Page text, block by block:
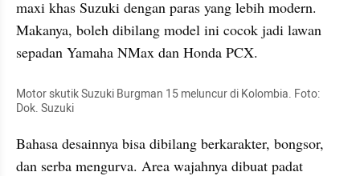
maxi khas Suzuki dengan paras yang lebih modern.
Makanya, boleh dibilang model ini cocok jadi lawan
sepadan Yamaha NMax dan Honda PCX.
Motor skutik Suzuki Burgman 15 meluncur di Kolombia. Foto:
Dok. Suzuki
Bahasa desainnya bisa dibilang berkarakter, bongsor,
dan serba mengurva. Area wajahnya dibuat padat